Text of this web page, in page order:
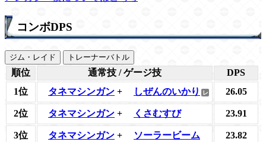
コンボDPS
ジム・レイド トレーナーバトル
順位 通常技 / ゲージ技
DPS
1位
タネマシンガン + しぜんのいかり 26.05
2位 タネマシンガン + くさむすび 23.91
3位 タネマシンガン + ソーラービーム 23.82